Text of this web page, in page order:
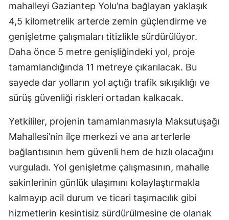
mahalleyi Gaziantep Yolu’na bağlayan yaklaşık
4,5 kilometrelik arterde zemin güçlendirme ve
genişletme çalışmaları titizlikle sürdürülüyor.
Daha önce 5 metre genişliğindeki yol, proje
tamamlandığında 11 metreye çıkarılacak. Bu
sayede dar yolların yol açtığı trafik sıkışıklığı ve
sürüş güvenliği riskleri ortadan kalkacak.
Yetkililer, projenin tamamlanmasıyla Maksutuşağı
Mahallesi’nin ilçe merkezi ve ana arterlerle
bağlantısının hem güvenli hem de hızlı olacağını
vurguladı. Yol genişletme çalışmasının, mahalle
sakinlerinin günlük ulaşımını kolaylaştırmakla
kalmayıp acil durum ve ticari taşımacılık gibi
hizmetlerin kesintisiz sürdürülmesine de olanak